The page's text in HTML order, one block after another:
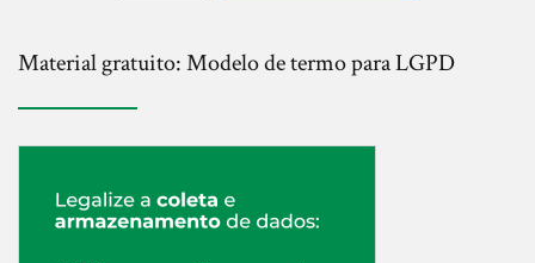
Material gratuito: Modelo de termo para LGPD